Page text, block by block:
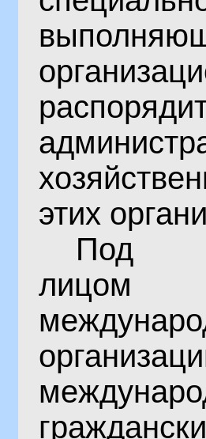
этих
Под
лицом